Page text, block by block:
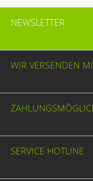
NEWSLETTER
WIR VERSENDEN
SERVICE HOTLINE